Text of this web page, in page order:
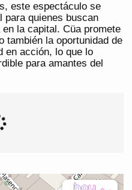
este espectáculo se
para quienes buscan
la capital. Cüa promete
también la oportunidad de
en acción, lo que lo
para amantes del